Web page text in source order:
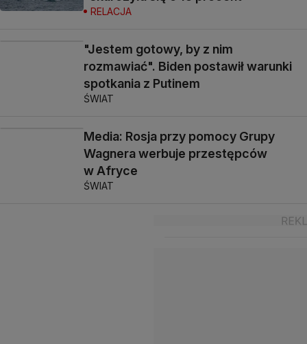
RELACJA
"Jestem gotowy, by z nim
rozmawiać". Biden postawił warunki
spotkania z Putinem
ŚWIAT
Media: Rosja przy pomocy Grupy
Wagnera werbuje przestępców
w Afryce
ŚWIAT